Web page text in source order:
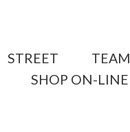
STREET
TEAM
SHOP ON-LINE